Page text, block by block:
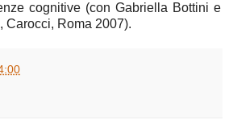
cognitive (con Gabriella Bottini e
Carocci, Roma 2007).